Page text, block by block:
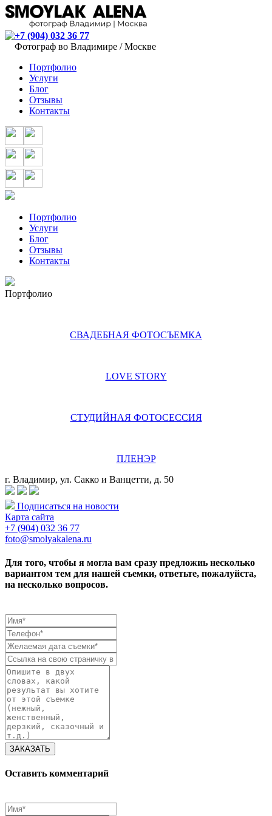
+7 (904) 032 36 77
Фотограф во Владимире / Москве
Портфолио
Услуги
Блог
Отзывы
Контакты
Портфолио
Услуги
Блог
Отзывы
Контакты
Портфолио
СВАДЕБНАЯ ФОТОСЪЕМКА
LOVE STORY
СТУДИЙНАЯ ФОТОСЕССИЯ
ПЛЕНЭР
г. Владимир, ул. Сакко и Ванцетти, д. 50
Подписаться на новости
Карта сайта
+7 (904) 032 36 77
foto@smolyakalena.ru
Для того, чтобы я могла вам сразу предложиь несколько
вариантом тем для нашей съемки, ответьте, пожалуйста,
на несколько вопросов.
ЗАКАЗАТЬ
Оставить комментарий